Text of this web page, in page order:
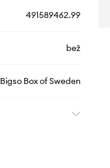
491589462.99
bež
Bigso Box of Sweden